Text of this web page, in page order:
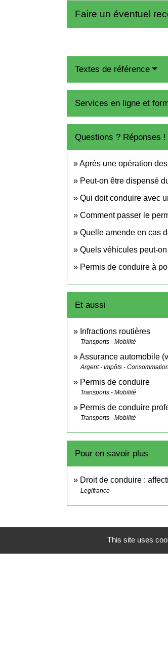
Faire un éventuel
Textes de référence
Services en ligne et
Questions ? Réponses !
Après une opération
Peut-on être dispensé
Qui doit conduire avec
Comment passer le
Quelle amende en cas
Quels véhicules peut-
Permis de conduire à
Et aussi
Infractions routières
Transports - Mobilité
Assurance automobile
Argent - Impôts - Consommation
Permis de conduire
Transports - Mobilité
Permis de conduire
Transports - Mobilité
Pour en savoir plus
Droit de conduire :
Legifrance
This site uses